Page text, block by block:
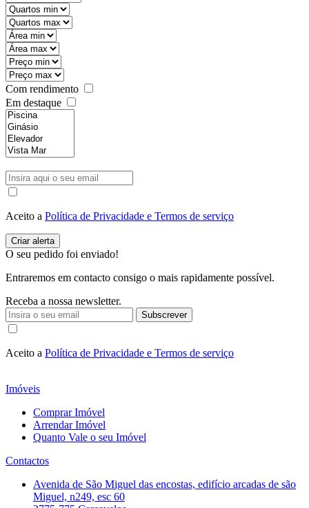
Com rendimento
Em destaque
Aceito a Política de Privacidade e Termos de serviço
O seu pedido foi enviado!
Entraremos em contacto consigo o mais rapidamente possível.
Receba a nossa newsletter.
Subscrever
Aceito a Política de Privacidade e Termos de serviço
Imóveis
Comprar Imóvel
Arrendar Imóvel
Quanto Vale o seu Imóvel
Contactos
Avenida de São Miguel das encostas, edifício arcadas de são
Miguel, n249, esc 60